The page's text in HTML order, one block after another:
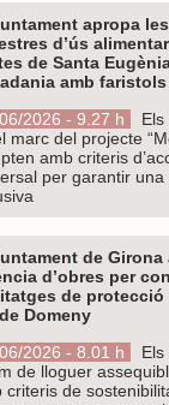
apropa
d’ús
de Santa
amb
2026 - 9.27 h
marc del projecte
amb criteris
per garantir una
de
d’obres per
de protecció
Domeny
2026 - 8.01 h
Els
de lloguer
criteris de